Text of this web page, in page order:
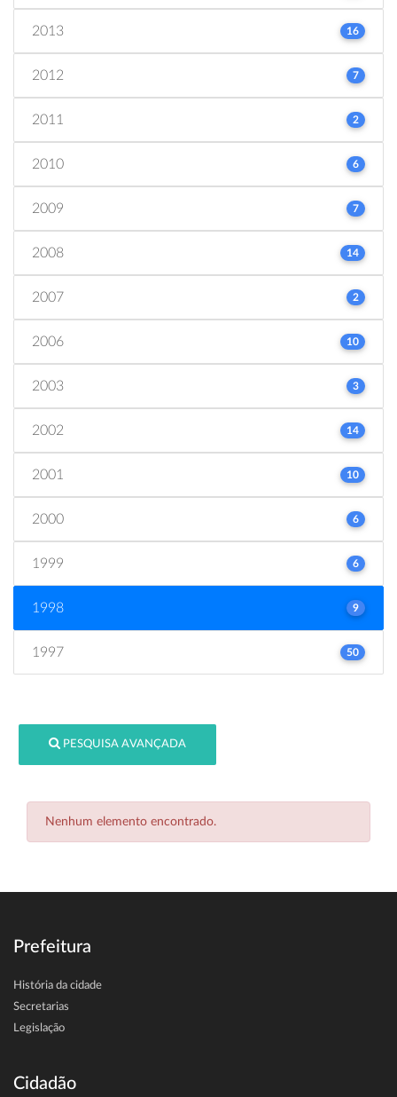
2013 16
2012 7
2011 2
2010 6
2009 7
2008 14
2007 2
2006 10
2003 3
2002 14
2001 10
2000 6
1999 6
1998 9
1997 50
PESQUISA AVANÇADA
Nenhum elemento encontrado.
Prefeitura
História da cidade
Secretarias
Legislação
Cidadão